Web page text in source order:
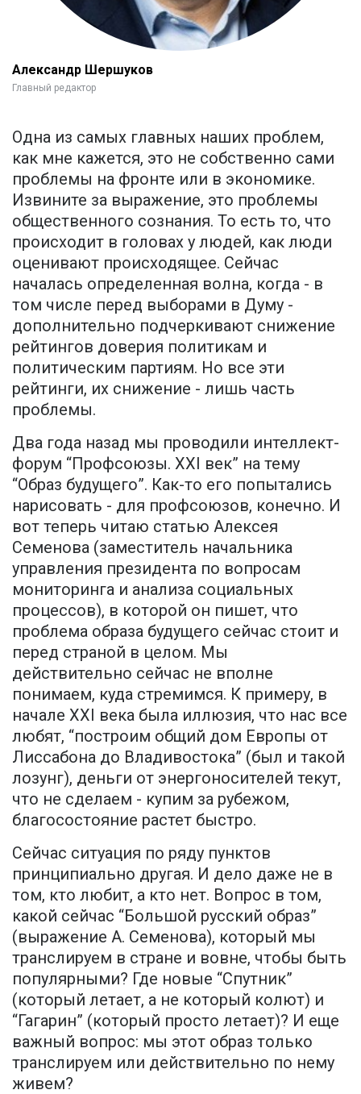
Александр Шершуков
Главный редактор
Одна из самых главных наших проблем,
как мне кажется, это не собственно сами
проблемы на фронте или в экономике.
Извините за выражение, это проблемы
общественного сознания. То есть то, что
происходит в головах у людей, как люди
оценивают происходящее. Сейчас
началась определенная волна, когда - в
том числе перед выборами в Думу -
дополнительно подчеркивают снижение
рейтингов доверия политикам и
политическим партиям. Но все эти
рейтинги, их снижение - лишь часть
проблемы.
Два года назад мы проводили интеллект-
форум “Профсоюзы. XXI век” на тему
“Образ будущего”. Как-то его попытались
нарисовать - для профсоюзов, конечно. И
вот теперь читаю статью Алексея
Семенова (заместитель начальника
управления президента по вопросам
мониторинга и анализа социальных
процессов), в которой он пишет, что
проблема образа будущего сейчас стоит и
перед страной в целом. Мы
действительно сейчас не вполне
понимаем, куда стремимся. К примеру, в
начале XXI века была иллюзия, что нас все
любят, “построим общий дом Европы от
Лиссабона до Владивостока” (был и такой
лозунг), деньги от энергоносителей текут,
что не сделаем - купим за рубежом,
благосостояние растет быстро.
Сейчас ситуация по ряду пунктов
принципиально другая. И дело даже не в
том, кто любит, а кто нет. Вопрос в том,
какой сейчас “Большой русский образ”
(выражение А. Семенова), который мы
транслируем в стране и вовне, чтобы быть
популярными? Где новые “Спутник”
(который летает, а не который колют) и
“Гагарин” (который просто летает)? И еще
важный вопрос: мы этот образ только
транслируем или действительно по нему
живем?